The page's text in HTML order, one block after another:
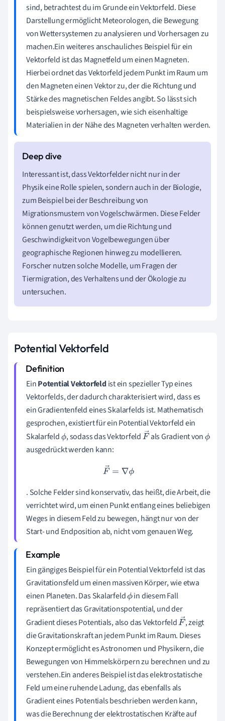
sind, betrachtest du im Grunde ein Vektorfeld. Diese
Darstellung ermöglicht Meteorologen, die Bewegung
von Wettersystemen zu analysieren und Vorhersagen zu
machen.Ein weiteres anschauliches Beispiel für ein
Vektorfeld ist das Magnetfeld um einen Magneten.
Hierbei ordnet das Vektorfeld jedem Punkt im Raum um
den Magneten einen Vektor zu, der die Richtung und
Stärke des magnetischen Feldes angibt. So lässt sich
beispielsweise vorhersagen, wie sich eisenhaltige
Materialien in der Nähe des Magneten verhalten werden.
Interessant ist, dass Vektorfelder nicht nur in der
Physik eine Rolle spielen, sondern auch in der Biologie,
zum Beispiel bei der Beschreibung von
Migrationsmustern von Vogelschwärmen. Diese Felder
können genutzt werden, um die Richtung und
Geschwindigkeit von Vogelbewegungen über
geographische Regionen hinweg zu modellieren.
Forscher nutzen solche Modelle, um Fragen der
Tiermigration, des Verhaltens und der Ökologie zu
untersuchen.
Potential Vektorfeld
EinPotential Vektorfeldist ein spezieller Typ eines
Vektorfelds, der dadurch charakterisiert wird, dass es
ein Gradientenfeld eines Skalarfelds ist. Mathematisch
gesprochen, existiert für ein Potential Vektorfeld ein
Skalarfeldϕ, sodass das VektorfeldF als Gradient vonϕ
ausgedrückt werden kann:
F →= ∇ϕ
. Solche Felder sind konservativ, das heißt, die Arbeit, die
verrichtet wird, um einen Punkt entlang eines beliebigen
Weges in diesem Feld zu bewegen, hängt nur von der
Start- und Endposition ab, nicht vom genauen Weg.
Ein gängiges Beispiel für ein Potential Vektorfeld ist das
Gravitationsfeld um einen massiven Körper, wie etwa
einen Planeten. Das Skalarfeldϕin diesem Fall
repräsentiert das Gravitationspotential, und der
Gradient dieses Potentials, also das VektorfeldF
→
, zeigt
die Gravitationskraft an jedem Punkt im Raum. Dieses
Konzept ermöglicht es Astronomen und Physikern, die
Bewegungen von Himmelskörpern zu berechnen und zu
verstehen.Ein anderes Beispiel ist das elektrostatische
Feld um eine ruhende Ladung, das ebenfalls als
Gradient eines Potentials beschrieben werden kann,
was die Berechnung der elektrostatischen Kräfte auf